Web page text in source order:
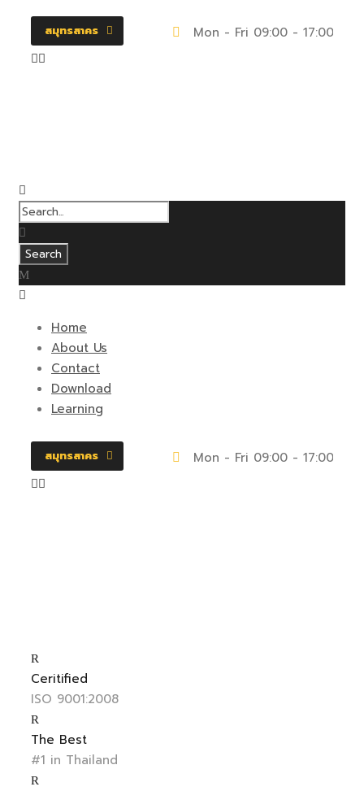
สมุทรสาคร Mon - Fri 09:00 - 17:00
Home
About Us
Contact
Download
Learning
สมุทรสาคร Mon - Fri 09:00 - 17:00
Ceritified
ISO 9001:2008
The Best
#1 in Thailand